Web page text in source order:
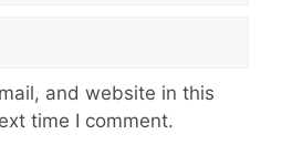
and website in this
time I comment.